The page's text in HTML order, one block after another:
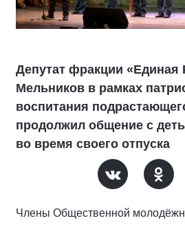
Депутат фракции
Мельников в рамках
воспитания
продолжил общение с
во время своего отпуска
Члены Общественной